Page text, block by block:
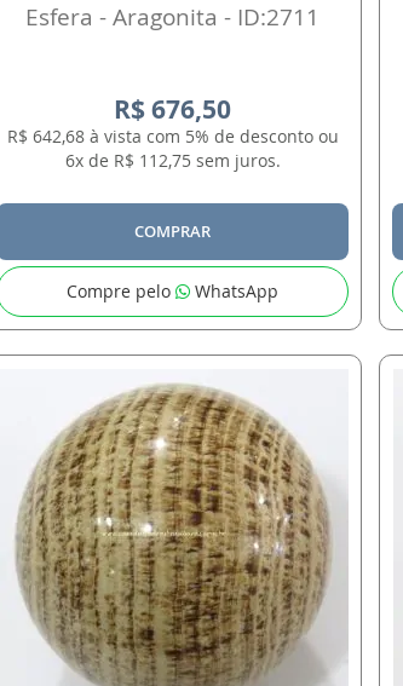
Esfera - Aragonita - ID:2711
R$ 676,50
R$ 642,68 à vista com 5% de desconto ou
6x de R$ 112,75 sem juros.
COMPRAR
Compre pelo WhatsApp